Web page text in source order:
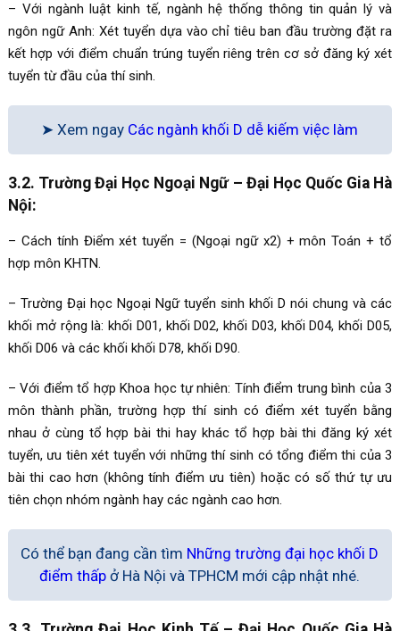
– Với ngành luật kinh tế, ngành hệ thống thông tin quản lý và
ngôn ngữ Anh: Xét tuyển dựa vào chỉ tiêu ban đầu trường đặt ra
kết hợp với điểm chuẩn trúng tuyển riêng trên cơ sở đăng ký xét
tuyển từ đầu của thí sinh.
➤ Xem ngay Các ngành khối D dễ kiếm việc làm
3.2. Trường Đại Học Ngoại Ngữ – Đại Học Quốc Gia Hà
Nội:
– Cách tính Điểm xét tuyển = (Ngoại ngữ x2) + môn Toán + tổ
hợp môn KHTN.
– Trường Đại học Ngoại Ngữ tuyển sinh khối D nói chung và các
khối mở rộng là: khối D01, khối D02, khối D03, khối D04, khối D05,
khối D06 và các khối khối D78, khối D90.
– Với điểm tổ hợp Khoa học tự nhiên: Tính điểm trung bình của 3
môn thành phần, trường hợp thí sinh có điểm xét tuyển bằng
nhau ở cùng tổ hợp bài thi hay khác tổ hợp bài thi đăng ký xét
tuyển, ưu tiên xét tuyển với những thí sinh có tổng điểm thi của 3
bài thi cao hơn (không tính điểm ưu tiên) hoặc có số thứ tự ưu
tiên chọn nhóm ngành hay các ngành cao hơn.
Có thể bạn đang cần tìm Những trường đại học khối D
điểm thấp ở Hà Nội và TPHCM mới cập nhật nhé.